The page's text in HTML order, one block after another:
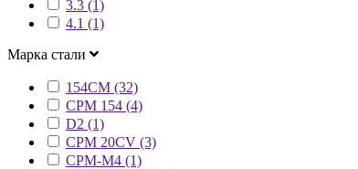
3.3 (1)
4.1 (1)
Марка стали
154CM (32)
CPM 154 (4)
D2 (1)
CPM 20CV (3)
CPM-M4 (1)